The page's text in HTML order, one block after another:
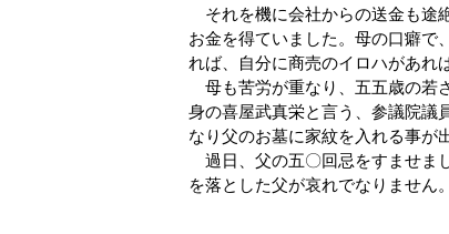
それを機に会社からの送金も途
お金を得ていました。母の口癖で
れば、自分に商売のイロハがあれ
母も苦労が重なり、五五歳の若
身の喜屋武真栄と言う、参議院議
なり父のお墓に家紋を入れる事が
過日、父の五〇回忌をすませま
を落とした父が哀れでなりませ